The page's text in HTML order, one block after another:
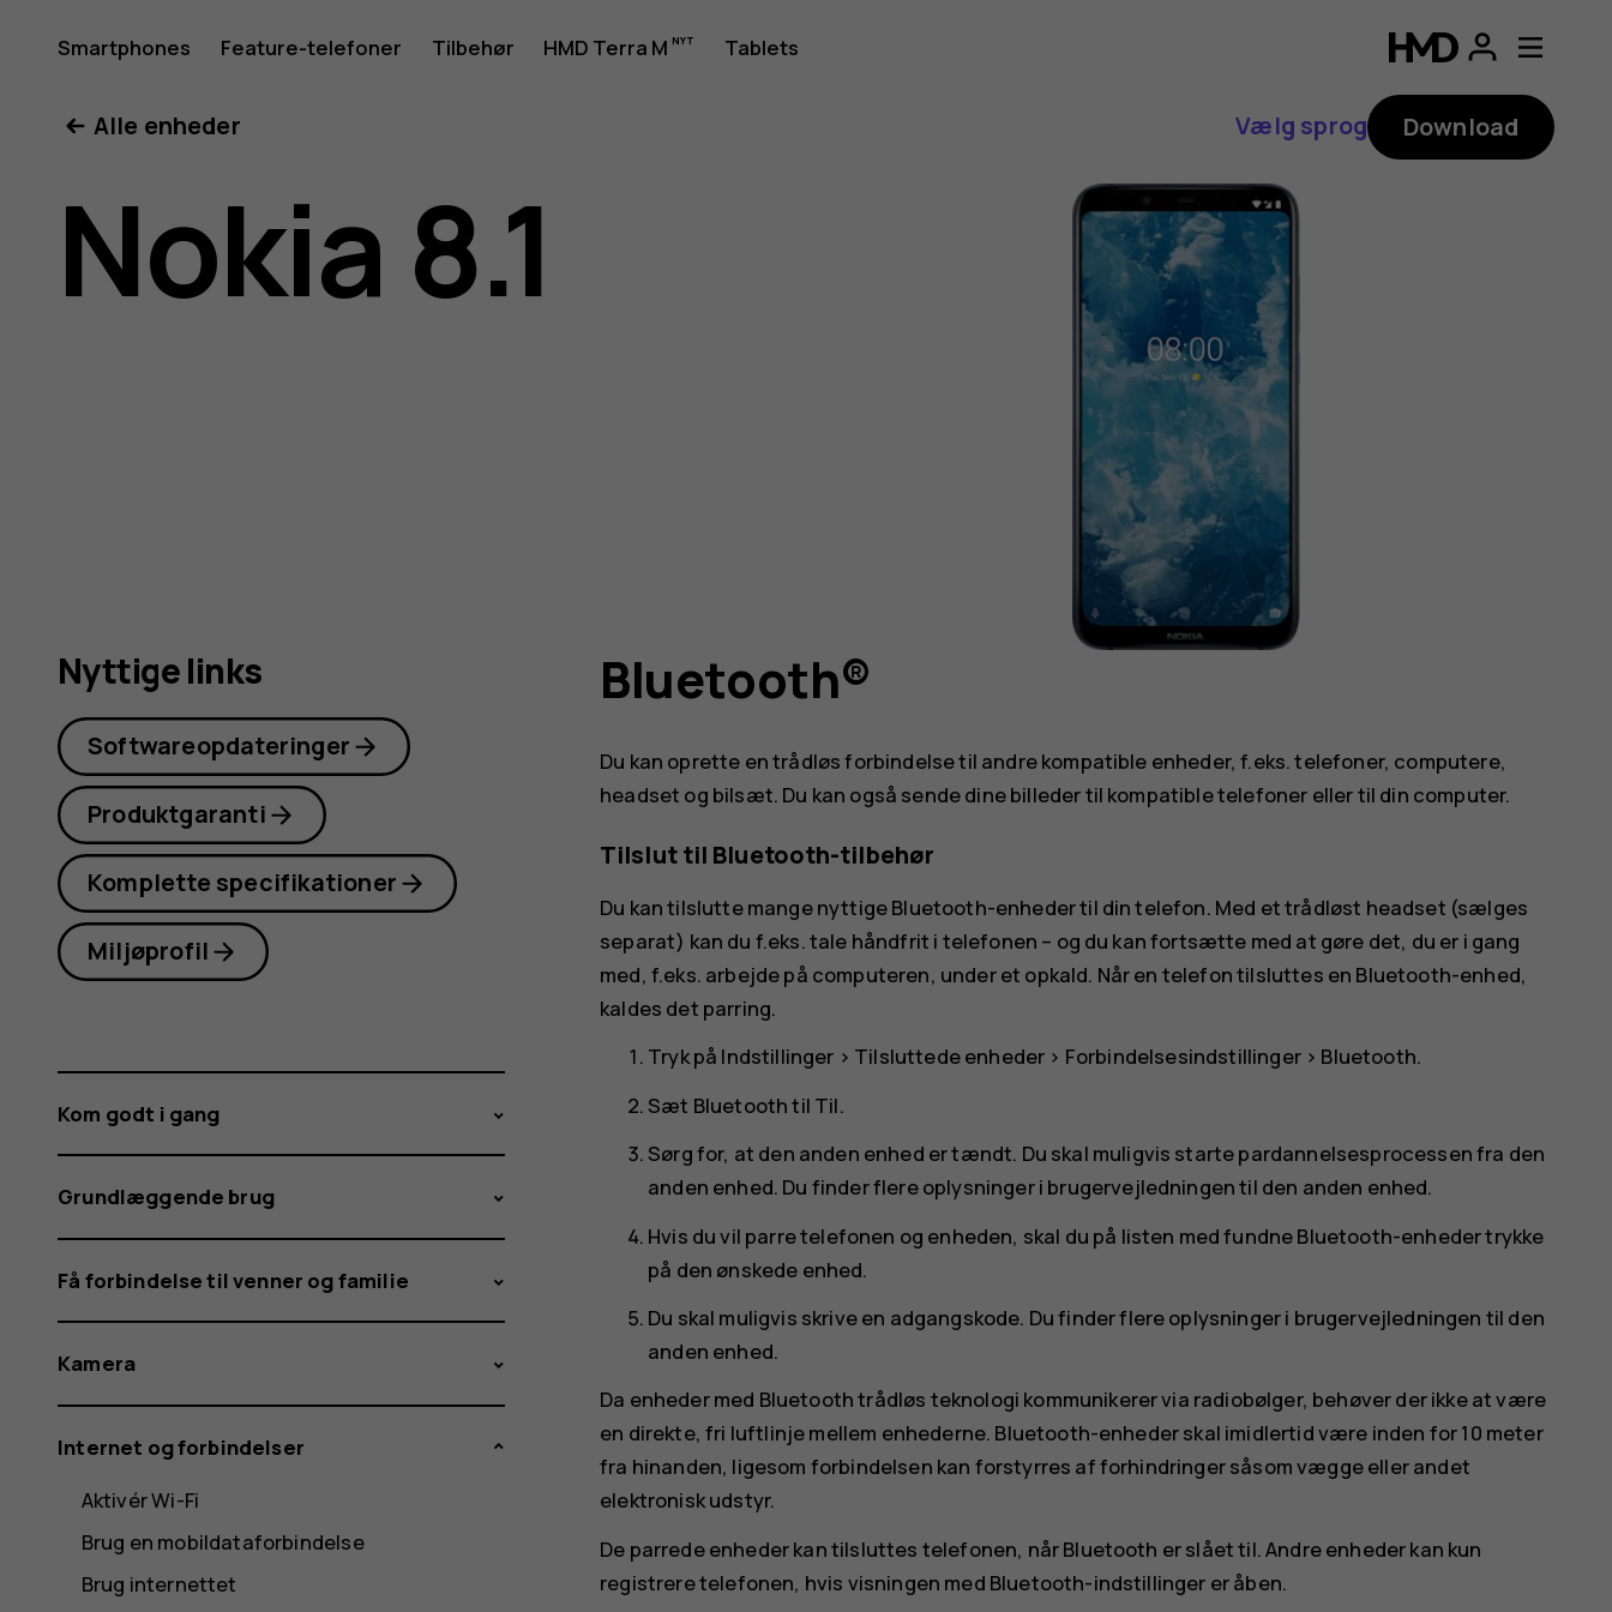
Brugervejledning
til
Nokia
Smartphones Feature-telefoner Tilbehør HMD Terra M Tablets
Alle enheder
Vælg sprog Download
Nokia 8.1
Bluetooth®
Du kan oprette en trådløs forbindelse til andre kompatible enheder, f.eks. telefoner, computere,
headset og bilsæt. Du kan også sende dine billeder til kompatible telefoner eller til din computer.
Tilslut til Bluetooth-tilbehør
Du kan tilslutte mange nyttige Bluetooth-enheder til din telefon. Med et trådløst headset (sælges
separat) kan du f.eks. tale håndfrit i telefonen – og du kan fortsætte med at gøre det, du er i gang
med, f.eks. arbejde på computeren, under et opkald. Når en telefon tilsluttes en Bluetooth-enhed,
kaldes det parring.
Tryk på Indstillinger > Tilsluttede enheder > Forbindelsesindstillinger> Bluetooth.
Sæt Bluetoothtil Til.
Sørg for, at den anden enhed er tændt. Du skal muligvis starte pardannelsesprocessen fra den
anden enhed. Du finder flere oplysninger i brugervejledningen til den anden enhed.
Hvis du vil parre telefonen og enheden, skal du på listen med fundne Bluetooth-enheder trykke
på den ønskede enhed.
Du skal muligvis skrive en adgangskode. Du finder flere oplysninger i brugervejledningen til den
anden enhed.
Da enheder med Bluetooth trådløs teknologi kommunikerer via radiobølger, behøver der ikke at være
en direkte, fri luftlinje mellem enhederne. Bluetooth-enheder skal imidlertid være inden for 10 meter
fra hinanden, ligesom forbindelsen kan forstyrres af forhindringer såsom vægge eller andet
elektronisk udstyr.
De parrede enheder kan tilsluttes telefonen, når Bluetooth er slået til. Andre enheder kan kun
registrere telefonen, hvis visningen med Bluetooth-indstillinger er åben.
Nyttige links
Softwareopdateringer
Produktgaranti
Komplette specifikationer
Miljøprofil
Kom godt i gang
Grundlæggende brug
Få forbindelse til venner og familie
Kamera
Internet og forbindelser
Aktivér Wi-Fi
Brug en mobildataforbindelse
Brug internettet